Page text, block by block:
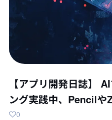
【アプリ開発日誌】
ング実践中、Pencil
0